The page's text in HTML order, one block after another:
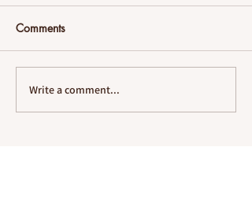
שפת האור
Comments
Write a comment...